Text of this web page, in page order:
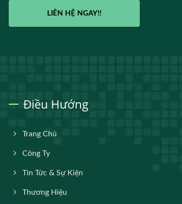
LIÊN HỆ NGAY!!
Điều Hướng
Trang Chủ
Công Ty
Tin Tức & Sự Kiện
Thương Hiệu